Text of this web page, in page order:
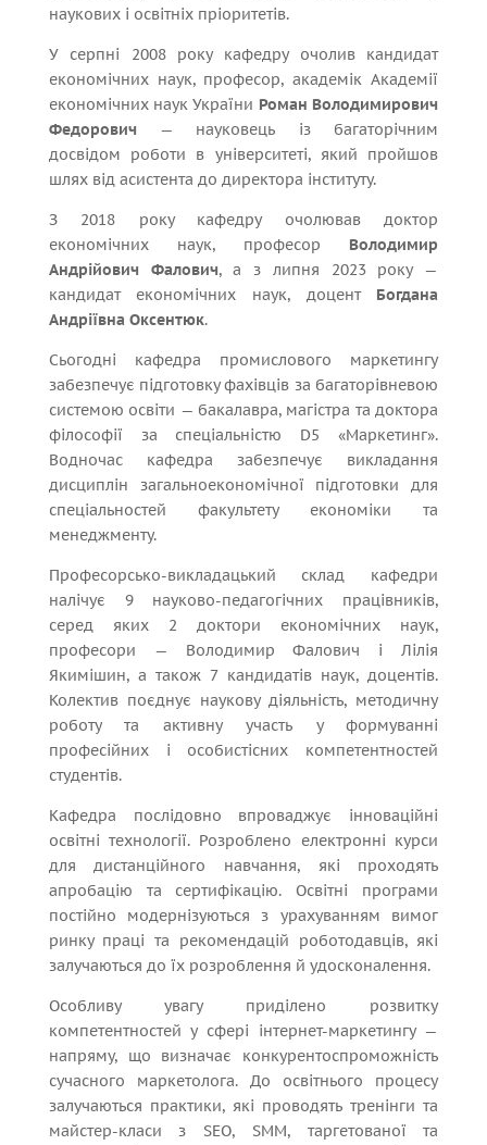
наукових і освітніх пріоритетів.
У серпні 2008 року кафедру очолив кандидат
економічних наук, професор, академік Академії
економічних наук України Роман Володимирович
Федорович — науковець із багаторічним
досвідом роботи в університеті, який пройшов
шлях від асистента до директора інституту.
З 2018 року кафедру очолював доктор
економічних наук, професор Володимир
Андрійович Фалович, а з липня 2023 року —
кандидат економічних наук, доцентБогдана
Андріївна Оксентюк.
Сьогодні кафедра промислового маркетингу
забезпечує підготовку фахівців за багаторівневою
системою освіти — бакалавра, магістра та доктора
філософії за спеціальністю D5 «Маркетинг».
Водночас кафедра забезпечує викладання
дисциплін загальноекономічної підготовки для
спеціальностей факультету економіки та
менеджменту.
Професорсько-викладацький склад кафедри
налічує 9 науково-педагогічних працівників,
серед яких 2 доктори економічних наук,
професори — Володимир Фалович і Лілія
Якимішин, а також 7 кандидатів наук, доцентів.
Колектив поєднує наукову діяльність, методичну
роботу та активну участь у формуванні
професійних і особистісних компетентностей
студентів.
Кафедра послідовно впроваджує інноваційні
освітні технології. Розроблено електронні курси
для дистанційного навчання, які проходять
апробацію та сертифікацію. Освітні програми
постійно модернізуються з урахуванням вимог
ринку праці та рекомендацій роботодавців, які
залучаються до їх розроблення й удосконалення.
Особливу увагу приділено розвитку
компетентностей у сфері інтернет-маркетингу —
напряму, що визначає конкурентоспроможність
сучасного маркетолога. До освітнього процесу
залучаються практики, які проводять тренінги та
майстер-класи з SEO, SMM, таргетованої та